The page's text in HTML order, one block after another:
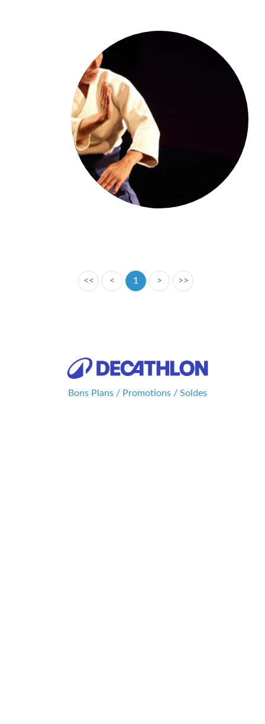
<< < 1 > >>
Bons Plans / Promotions / Soldes